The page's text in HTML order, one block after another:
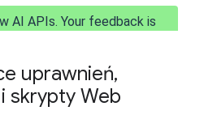
uprawnień,
skrypty Web